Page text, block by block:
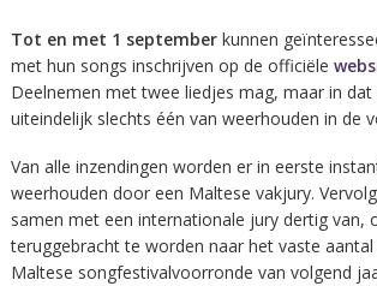
Tot en met 1 septemberkunnen
met hun songs inschrijven op de officiële
Deelnemen met twee liedjes mag, maar in
uiteindelijk slechts één van weerhouden in de
Van alle inzendingen worden er in eerste
weerhouden door een Maltese vakjury.
samen met een internationale jury dertig van,
teruggebracht te worden naar het vaste aantal
Maltese songfestivalvoorronde van volgend